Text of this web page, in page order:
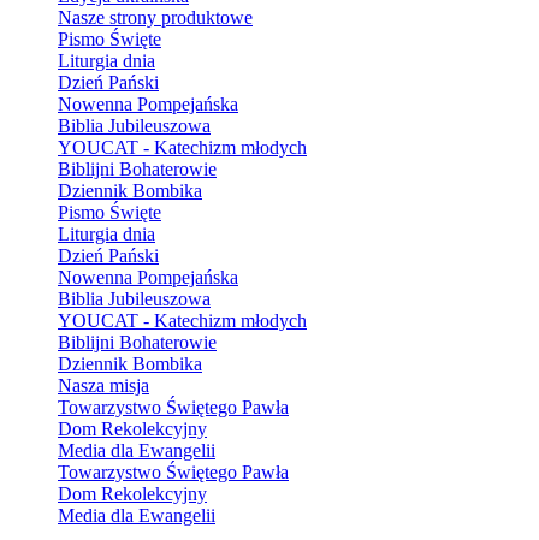
Nasze strony produktowe
Pismo Święte
Liturgia dnia
Dzień Pański
Nowenna Pompejańska
Biblia Jubileuszowa
YOUCAT - Katechizm młodych
Biblijni Bohaterowie
Dziennik Bombika
Pismo Święte
Liturgia dnia
Dzień Pański
Nowenna Pompejańska
Biblia Jubileuszowa
YOUCAT - Katechizm młodych
Biblijni Bohaterowie
Dziennik Bombika
Nasza misja
Towarzystwo Świętego Pawła
Dom Rekolekcyjny
Media dla Ewangelii
Towarzystwo Świętego Pawła
Dom Rekolekcyjny
Media dla Ewangelii